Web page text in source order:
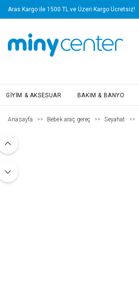
Aras Kargo ile 1500 TL ve Üzeri Kargo Ücretsiz!
GIYIM & AKSESUAR BAKIM & BANYO
Anasayfa >> Bebek araç gereç >> Seyahat >>